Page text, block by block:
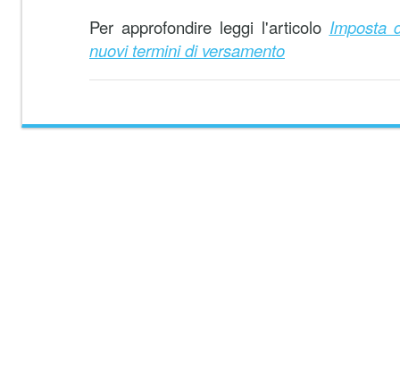
Per approfondire leggi l'articolo Imposta
nuovi termini di versamento